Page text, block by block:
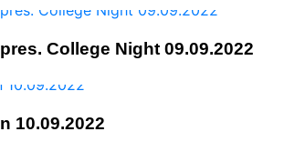
College Night 09.09.2022
10.09.2022